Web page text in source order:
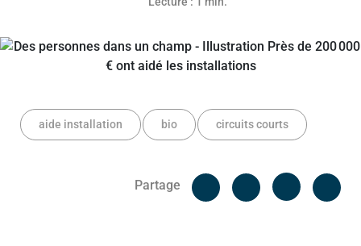
aide installation bio circuits courts
Partage
Facebook